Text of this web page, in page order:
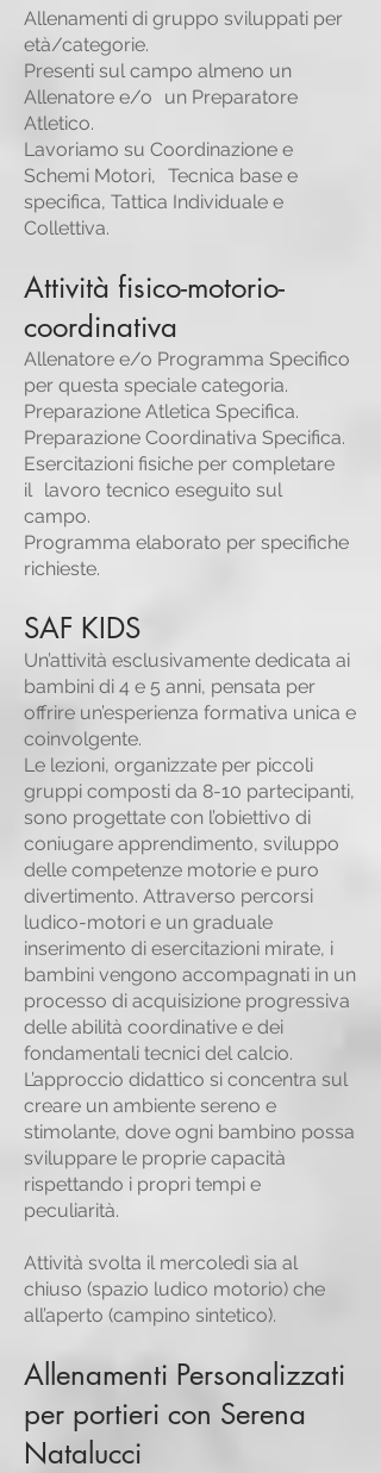
Allenamenti di gruppo sviluppati per
età/categorie.
Presenti sul campo almeno un
Allenatore e/o un Preparatore
Atletico.
Lavoriamo su Coordinazione e
Schemi Motori, Tecnica base e
specifica, Tattica Individuale e
Collettiva.
Attività fisico-motorio-
coordinativa
Allenatore e/o Programma Specifico
per questa speciale categoria.
Preparazione Atletica Specifica.
Preparazione Coordinativa Specifica.
Esercitazioni fisiche per completare
il lavoro tecnico eseguito sul
campo.
Programma elaborato per specifiche
richieste.
SAF KIDS
Un’attività esclusivamente dedicata ai
bambini di 4 e 5 anni, pensata per
offrire un’esperienza formativa unica e
coinvolgente.
Le lezioni, organizzate per piccoli
gruppi composti da 8-10 partecipanti,
sono progettate con l’obiettivo di
coniugare apprendimento, sviluppo
delle competenze motorie e puro
divertimento. Attraverso percorsi
ludico-motori e un graduale
inserimento di esercitazioni mirate, i
bambini vengono accompagnati in un
processo di acquisizione progressiva
delle abilità coordinative e dei
fondamentali tecnici del calcio.
L’approccio didattico si concentra sul
creare un ambiente sereno e
stimolante, dove ogni bambino possa
sviluppare le proprie capacità
rispettando i propri tempi e
peculiarità.
Attività svolta il mercoledì sia al
chiuso (spazio ludico motorio) che
all’aperto (campino sintetico).
Allenamenti Personalizzati
per portieri con Serena
Natalucci